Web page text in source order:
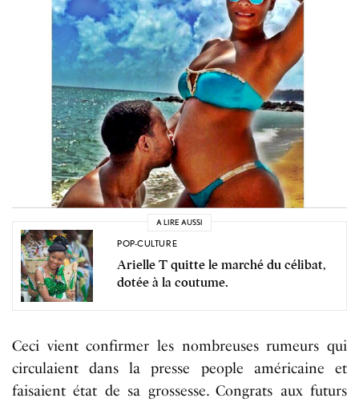
A LIRE AUSSI
POP-CULTURE
Arielle T quitte le marché du célibat,
dotée à la coutume.
Ceci vient confirmer les nombreuses rumeurs qui
circulaient dans la presse people américaine et
faisaient état de sa grossesse. Congrats aux futurs